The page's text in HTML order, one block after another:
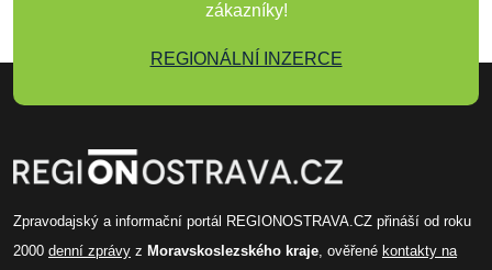
zákazníky!
REGIONÁLNÍ INZERCE
Zpravodajský a informační portál REGIONOSTRAVA.CZ přináší od roku
2000 denní zprávy z Moravskoslezského kraje , ověřené kontakty na